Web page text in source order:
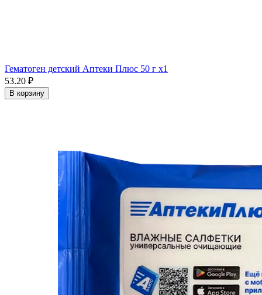
Гематоген детский Аптеки Плюс 50 г x1
53.20 ₽
В корзину